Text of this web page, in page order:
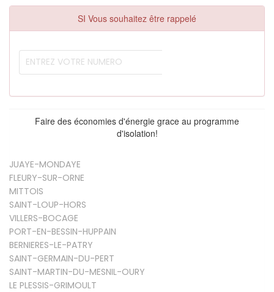
SI Vous souhaitez être rappelé
Faire des économies d'énergie grace au programme
d'isolation!
JUAYE-MONDAYE
FLEURY-SUR-ORNE
MITTOIS
SAINT-LOUP-HORS
VILLERS-BOCAGE
PORT-EN-BESSIN-HUPPAIN
BERNIERES-LE-PATRY
SAINT-GERMAIN-DU-PERT
SAINT-MARTIN-DU-MESNIL-OURY
LE PLESSIS-GRIMOULT